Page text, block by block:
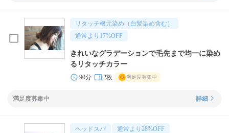
リタッチ根元染め（白髪染め含む）
通常より 17%OFF
きれいなグラデーションで毛先まで均一に染め
るリタッチカラー
90分 2枚 満足度募集中
満足度募集中 詳細
ヘッドスパ 通常より 28%OFF